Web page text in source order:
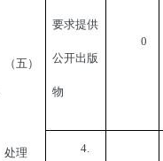
（五）
处理
要求提供
公开出版
物
0
4.